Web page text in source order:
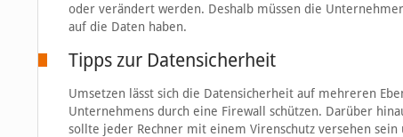
oder verändert werden. Deshalb müssen die
auf die Daten haben.
Tipps zur Datensicherheit
Umsetzen lässt sich die Datensicherheit auf mehreren
Unternehmens durch eine Firewall schützen. Darüber
sollte jeder Rechner mit einem Virenschutz versehen